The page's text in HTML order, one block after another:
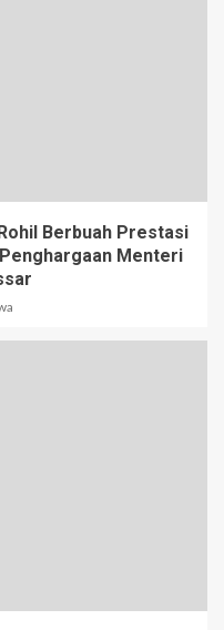
Berbuah Prestasi
Menteri